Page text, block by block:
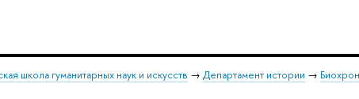
школа гуманитарных наук и искусств → Департамент истории →